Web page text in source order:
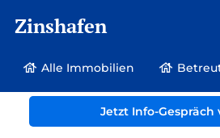
Zinshafen
Alle Immobilien
Jetzt Info-Gespräch
Betreutes Wohnen und Pflegeimmobilien
Baden-Württemberg
Langenau